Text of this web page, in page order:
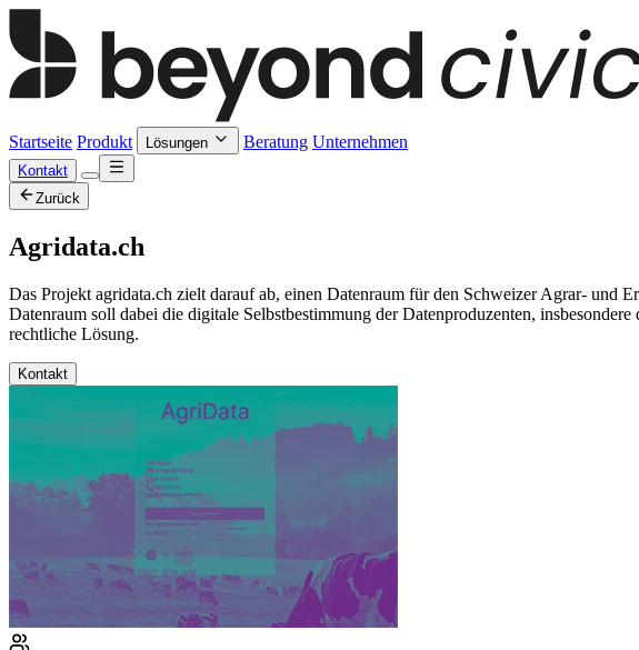
Startseite Produkt Lösungen Beratung Unternehmen
Kontakt
Zurück
Agridata.ch
Das Projekt agridata.ch zielt darauf ab, einen Datenraum für den Schweizer Agrar- und
Datenraum soll dabei die digitale Selbstbestimmung der Datenproduzenten,
rechtliche Lösung.
Kontakt